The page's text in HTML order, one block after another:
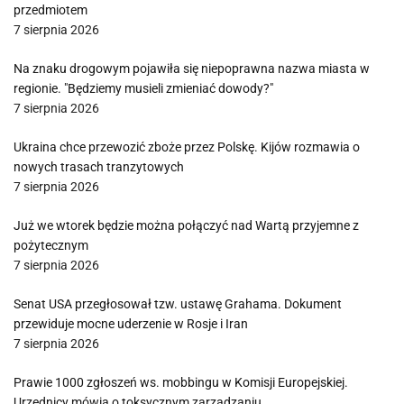
przedmiotem
7 sierpnia 2026
Na znaku drogowym pojawiła się niepoprawna nazwa miasta w
regionie. "Będziemy musieli zmieniać dowody?"
7 sierpnia 2026
Ukraina chce przewozić zboże przez Polskę. Kijów rozmawia o
nowych trasach tranzytowych
7 sierpnia 2026
Już we wtorek będzie można połączyć nad Wartą przyjemne z
pożytecznym
7 sierpnia 2026
Senat USA przegłosował tzw. ustawę Grahama. Dokument
przewiduje mocne uderzenie w Rosje i Iran
7 sierpnia 2026
Prawie 1000 zgłoszeń ws. mobbingu w Komisji Europejskiej.